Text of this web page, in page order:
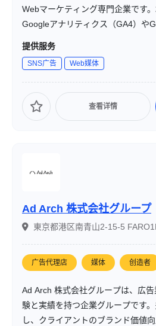
Webマーケティング専門企業です
Googleアナリティクス（GA4）や
（GTM）の設定・分析を中心に、
提供服务
SNS广告 Web媒体
查看详情
Ad Arch 株式会社グループ
東京都港区南青山2-15-5
广告代理店 媒体 创造者
Ad Arch 株式会社グループは、広
験と実績を持つ企業グループです
し、クライアントのブランド価値